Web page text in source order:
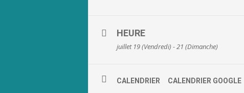
HEURE
juillet 19 (Vendredi) - 21 (Dimanche)
CALENDRIER CALENDRIER GOOGLE